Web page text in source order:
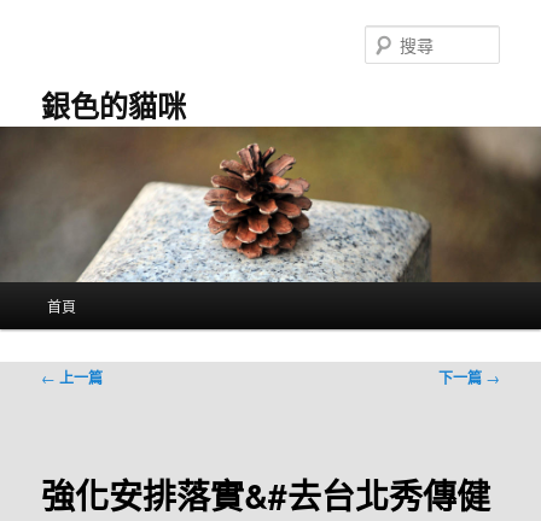
銀色的貓咪
尋
首頁
文
← 上一篇 下一篇 →
強化安排落實&#去台北秀傳健